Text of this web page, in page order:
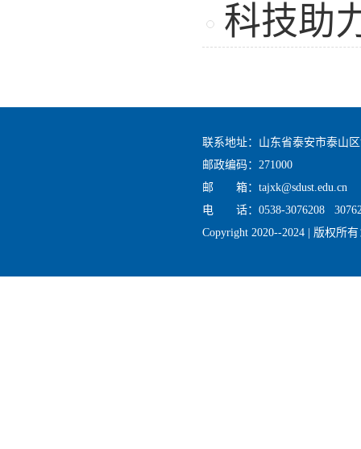
科技助
联系地址：山东省泰安市泰山
邮政编码：271000
邮 箱：tajxk@sdust.edu.cn
电 话：0538-3076208
Copyright 2020--2024 | 版权所